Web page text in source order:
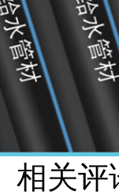
相关评